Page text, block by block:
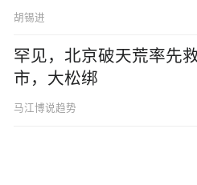
胡锡进
罕见，北京破天荒率先
市，大松绑
马江博说趋势